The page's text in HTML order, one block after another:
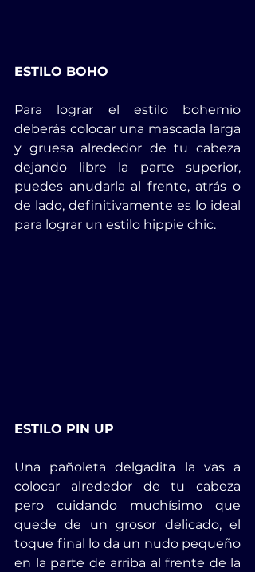
ESTILO BOHO
Para lograr el estilo bohemio
deberás colocar una mascada larga
y gruesa alrededor de tu cabeza
dejando libre la parte superior,
puedes anudarla al frente, atrás o
de lado, definitivamente es lo ideal
para lograr un estilo hippie chic.
ESTILO PIN UP
Una pañoleta delgadita la vas a
colocar alrededor de tu cabeza
pero cuidando muchísimo que
quede de un grosor delicado, el
toque final lo da un nudo pequeño
en la parte de arriba al frente de la